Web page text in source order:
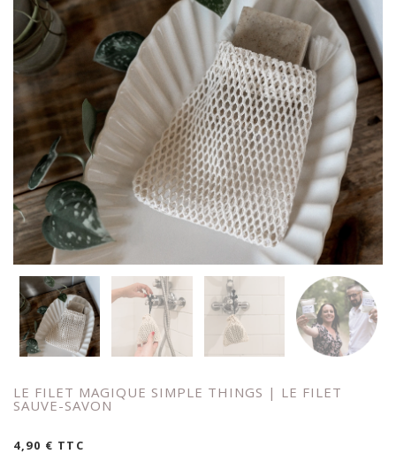
LE FILET MAGIQUE SIMPLE THINGS | LE FILET
SAUVE-SAVON
4,90 € TTC